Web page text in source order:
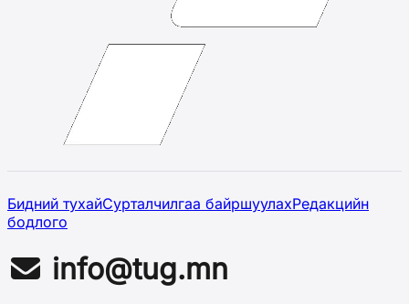
Бидний тухайСурталчилгаа байршуулахРедакцийн
бодлого
info@tug.mn